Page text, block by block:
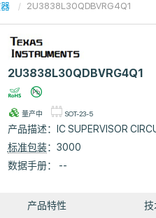
2U3838L30QDBVRG4Q1
2U3838L30QDBVRG4Q1
量产中 SOT-23-5
产品描述：
IC SUPERVISOR
标准包装：3000
数据手册： --
产品特性 技